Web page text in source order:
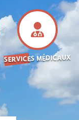
SERVICES MÉDICAUX